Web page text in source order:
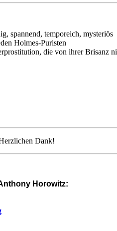
spannend, temporeich, mysteriös
Holmes-Puristen
die von ihrer Brisanz
Dank!
Horowitz: